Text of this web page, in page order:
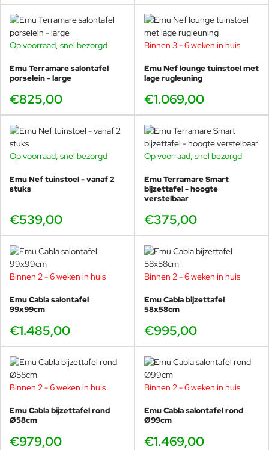
Cimbineert naadloos met de Emu Antiguavoetenbank
loungestoel
2-zits sofa,bijzettafel
salontafel.
Volledig in Italië ontworpen en geproduceerd.
De nieuwe Antigua collectie is vanaf 2026 exclusief
te bewonderen bij Veurst, dé grootste Emu dealer ter
wereld. Kom langs en ontdek de nieuwste kleuren,
materialen en combinaties.
combineert moderne Italiaanse
elegant afgerond en perfect in balans met de verfijnde,
hand gewevenrug- en armleuningen. Door het gebruik van
duurzame vezels is de zitting bestand tegen zon, regen, zout en
temperatuurverschillen. Ideaal voor het Nederlandse klimaat,
maar ook perfect voor kust-, zwembad- of horecalocaties.
Dankzij de royale zithoogte, de ontspannen hellingshoek en de
brede armsteunen ontstaat een loungegevoel dat je normaal
in meerdere moderne kleurstellingen en past daarmee binnen
elke stijl, van minimalistisch en modern tot warm mediterraan of
resort chic.
Combineer deze loungebank moeiteloos met de
loungestoel,Emu Antigua pouf het daybed, deAntigua 2-zits
loungeomgeving die zowel comfortabel als visueel sterk is.
Op voorraad, snel bezorgd
Emu Terramare salontafel
porselein - large
€825,00
Binnen 3 - 6 weken in huis
Emu Nef lounge tuinstoel met
lage rugleuning
€1.069,00
Op voorraad, snel bezorgd
Emu Nef tuinstoel - vanaf 2
stuks
€539,00
Op voorraad, snel bezorgd
Emu Terramare Smart
bijzettafel - hoogte
verstelbaar
€375,00
Binnen 2 - 6 weken in huis
Emu Cabla salontafel
99x99cm
€1.485,00
Binnen 2 - 6 weken in huis
Emu Cabla bijzettafel
58x58cm
€995,00
Binnen 2 - 6 weken in huis
Emu Cabla bijzettafel rond
Ø58cm
€979,00
Binnen 2 - 6 weken in huis
Emu Cabla salontafel rond
Ø99cm
€1.469,00